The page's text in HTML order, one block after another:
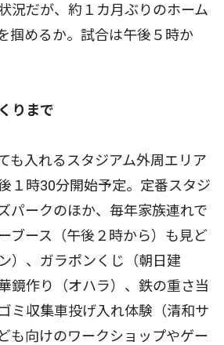
況だが、約１カ月ぶりのホーム
掴めるか。試合は午後５時か
りまで
も入れるスタジアム外周エリア
１時30分開始予定。定番スタジ
パークのほか、毎年家族連れで
ブース（午後２時から）も見ど
）、ガラポンくじ（朝日建
鏡作り（オハラ）、鉄の重さ当
ミ収集車投げ入れ体験（清和サ
も向けのワークショップやゲー